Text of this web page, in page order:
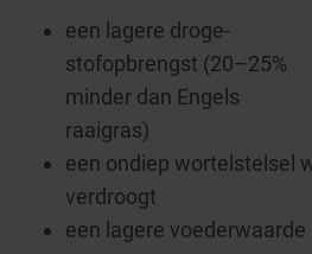
een lagere droge-
stofopbrengst (20–25%
minder dan Engels
raaigras)
een ondiep wortelstelsel
verdroogt
een lagere voederwaarde